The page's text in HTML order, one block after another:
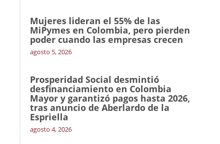
Mujeres lideran el 55% de las
MiPymes en Colombia, pero pierden
poder cuando las empresas crecen
agosto 5, 2026
Prosperidad Social desmintió
desfinanciamiento en Colombia
Mayor y garantizó pagos hasta 2026,
tras anuncio de Aberlardo de la
Espriella
agosto 4, 2026